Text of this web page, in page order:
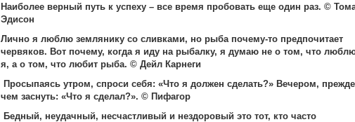
Наиболее верный путь к успеху – все время пробовать еще один раз. ©
Эдисон
Лично я люблю землянику со сливками, но рыба почему-то предпочитает
червяков. Вот почему, когда я иду на рыбалку, я думаю не о том, что
я, а о том, что любит рыба. © Дейл Карнеги
Просыпаясь утром, спроси себя: «Что я должен сделать?» Вечером, прежде
чем заснуть: «Что я сделал?». © Пифагор
Бедный, неудачный, несчастливый и нездоровый это тот, кто часто